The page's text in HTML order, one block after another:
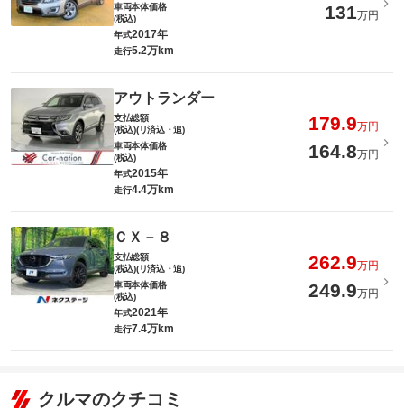
車両本体価格
(税込)
131万円
年式2017年
走行5.2万km
アウトランダー
支払総額
(税込)(リ済込・追)
179.9万円
車両本体価格
(税込)
164.8万円
年式2015年
走行4.4万km
ＣＸ－８
支払総額
(税込)(リ済込・追)
262.9万円
車両本体価格
(税込)
249.9万円
年式2021年
走行7.4万km
クルマのクチコミ